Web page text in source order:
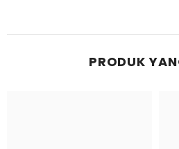
PRODUK